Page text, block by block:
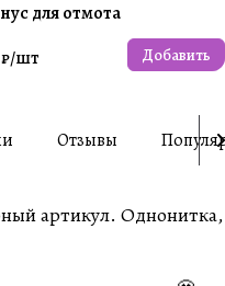
для отмота
шт Добавить
Отзывы
артикул. Однонитка,